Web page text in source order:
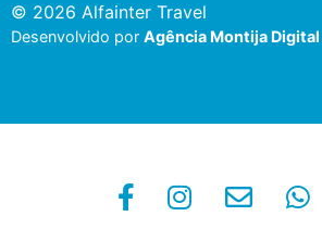
© 2026 Alfainter Travel
Desenvolvido por Agência Montija Digital